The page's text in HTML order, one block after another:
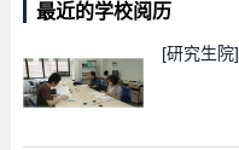
最近的学校阅历
[研究生院]